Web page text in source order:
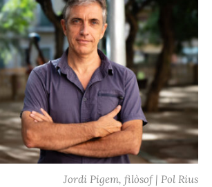
Jordi Pigem, filòsof | Pol Rius